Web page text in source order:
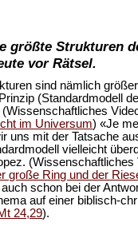
größte Strukturen
vor Rätsel.
sind nämlich
(Standardmodell
im Universum) «Je
uns mit der Tatsache
vielleicht
(Wissenschaftliches
große Ring und der
schon bei der
auf einer biblisch-
24,29).